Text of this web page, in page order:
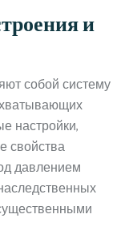
и
собой систему
настройки,
свойства
давлением